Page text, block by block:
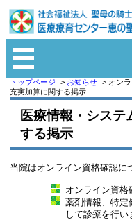
トップページ お知らせ
オン
充実加算に関する掲示
医療情報・システ
する掲示
当院はオンライン資格確認に
オンライン資格
薬剤情報、特定
して診療を行い